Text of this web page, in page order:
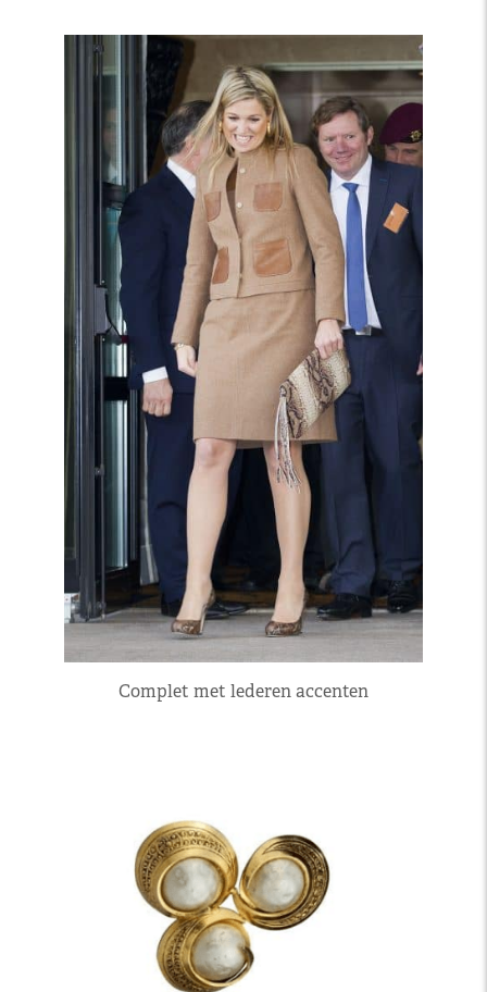
Complet met lederen accenten